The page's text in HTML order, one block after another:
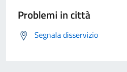
Problemi in città
Segnala disservizio